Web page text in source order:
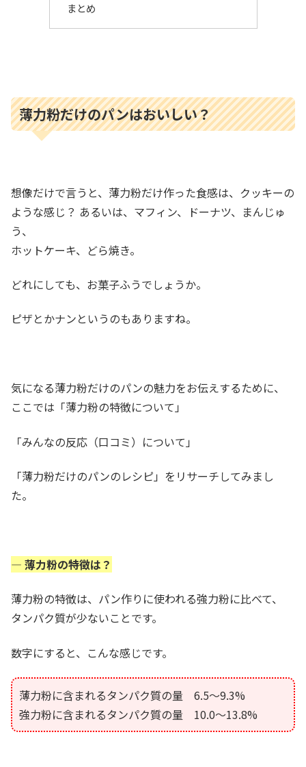
まとめ
薄力粉だけのパンはおいしい？
想像だけで言うと、薄力粉だけ作った食感は、クッキーの
ような感じ？ あるいは、マフィン、ドーナツ、まんじゅ
う、
ホットケーキ、どら焼き。
どれにしても、お菓子ふうでしょうか。
ピザとかナンというのもありますね。
気になる薄力粉だけのパンの魅力をお伝えするために、
ここでは「薄力粉の特徴について」
「みんなの反応（口コミ）について」
「薄力粉だけのパンのレシピ」をリサーチしてみまし
た。
— 薄力粉の特徴は？
薄力粉の特徴は、パン作りに使われる強力粉に比べて、
タンパク質が少ないことです。
数字にすると、こんな感じです。
薄力粉に含まれるタンパク質の量 6.5～9.3%
強力粉に含まれるタンパク質の量 10.0～13.8%